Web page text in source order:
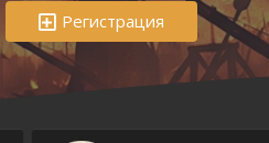
Регистрация